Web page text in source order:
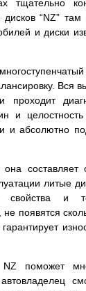
тщательно
“NZ” там
и диски
Вся
проходит
и целостность
и абсолютно
составляет
литые
свойства и
не появятся
поможет